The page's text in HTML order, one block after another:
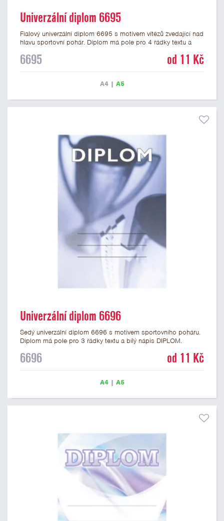
Univerzální diplom 6695
Fialový univerzální diplom 6695 s motivem vítězů zvedající nad
hlavu sportovní pohár. Diplom má pole pro 4 řádky textu a
formátu A4 a A5. Tento univerzální diplom je vhodný pro
motivem vítězů s pohárem má gramáž 250 g/m2.
6695 od 11 Kč
A4| A5
Univerzální diplom 6696
Šedý univerzální diplom 6696 s motivem sportovního poháru.
Diplom má pole pro 3 řádky textu a bílý nápis DIPLOM.
univerzální diplom je vhodný pro většinu soutěží, ke kterým by
6696 od 11 Kč
A4| A5